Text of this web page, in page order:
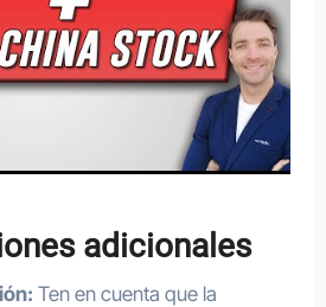
adicionales
Ten en cuenta que la